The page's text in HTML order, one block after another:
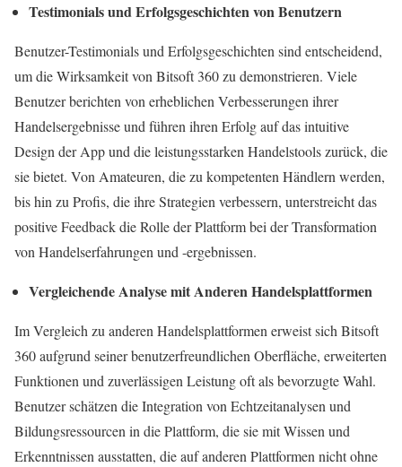
Testimonials und Erfolgsgeschichten von Benutzern
Benutzer-Testimonials und Erfolgsgeschichten sind entscheidend,
um die Wirksamkeit von Bitsoft 360 zu demonstrieren. Viele
Benutzer berichten von erheblichen Verbesserungen ihrer
Handelsergebnisse und führen ihren Erfolg auf das intuitive
Design der App und die leistungsstarken Handelstools zurück, die
sie bietet. Von Amateuren, die zu kompetenten Händlern werden,
bis hin zu Profis, die ihre Strategien verbessern, unterstreicht das
positive Feedback die Rolle der Plattform bei der Transformation
von Handelserfahrungen und -ergebnissen.
Vergleichende Analyse mit Anderen Handelsplattformen
Im Vergleich zu anderen Handelsplattformen erweist sich Bitsoft
360 aufgrund seiner benutzerfreundlichen Oberfläche, erweiterten
Funktionen und zuverlässigen Leistung oft als bevorzugte Wahl.
Benutzer schätzen die Integration von Echtzeitanalysen und
Bildungsressourcen in die Plattform, die sie mit Wissen und
Erkenntnissen ausstatten, die auf anderen Plattformen nicht ohne